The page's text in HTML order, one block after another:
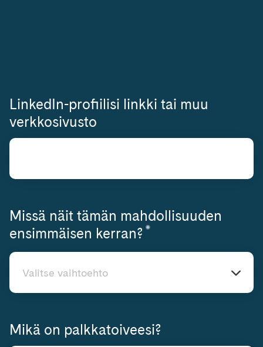
LinkedIn-profiilisi linkki tai muu
verkkosivusto
Missä näit tämän mahdollisuuden
ensimmäisen kerran? *
Valitse vaihtoehto
Valitse vaihtoehto
Mikä on palkkatoiveesi?